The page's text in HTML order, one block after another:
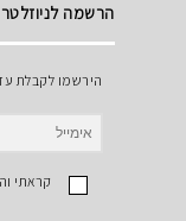
הרשמה לניוזלטר
הירשמו לקבלת
קראתי